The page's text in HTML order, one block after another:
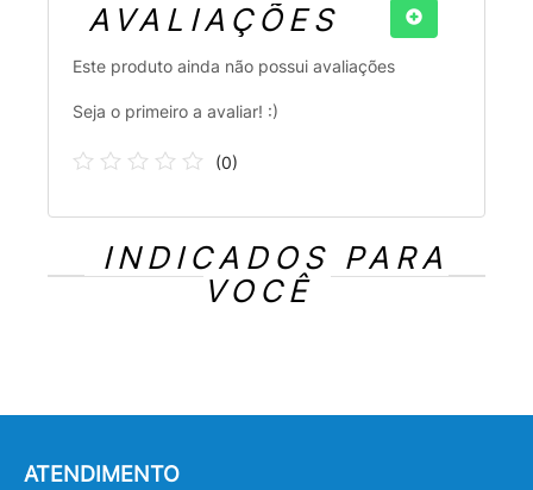
AVALIAÇÕES
Este produto ainda não possui avaliações
Seja o primeiro a avaliar! :)
(0)
INDICADOS PARA
VOCÊ
ATENDIMENTO